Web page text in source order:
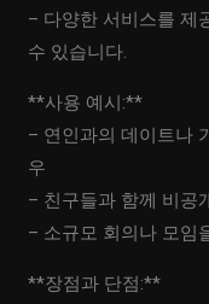
– 다양한 서비스를 제
수 있습니다.
**사용 예시:**
– 연인과의 데이트나
우
– 친구들과 함께 비공
– 소규모 회의나 모임
**장점과 단점:**